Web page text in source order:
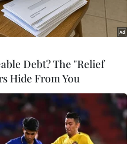
#buôn bán vũ khí
#tang vật
Phòng
Debt? The "Relief
Hide From You